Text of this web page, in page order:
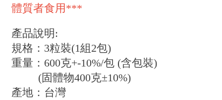
體質者食用***
產品說明:
規格：3粒裝(1組2包)
重量：600克+-10%/包 (含包裝)
(固體物400克±10%)
產地：台灣